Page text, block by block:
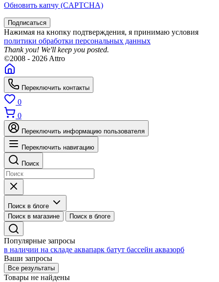
Обновить капчу (CAPTCHA)
Подписаться
Нажимая на кнопку подтверждения, я принимаю условия
политики обработки персональных данных
Thank you! We'll keep you posted.
©2008 - 2026 Attro
Переключить контакты
0
0
Переключить информацию пользователя
Переключить навигацию
Поиск
Поиск в блоге
Поиск в магазине
Поиск в блоге
Популярные запросы
в наличии на складе аквапарк батут бассейн аквазорб
Ваши запросы
Все результаты
Товары не найдены